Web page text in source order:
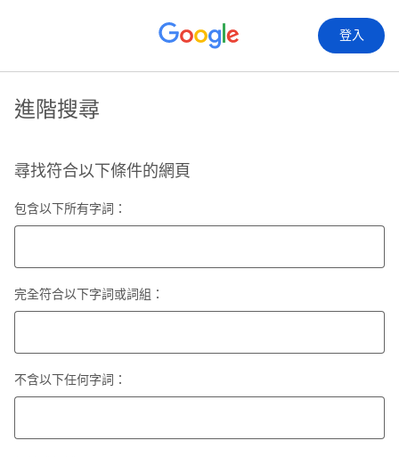
登入
進階搜尋
尋找符合以下條件的網頁
包含以下所有字詞：
完全符合以下字詞或詞組：
不含以下任何字詞：